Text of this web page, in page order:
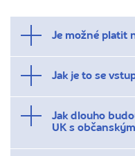
Je možné platit
Jak je to se
Jak dlouho
UK s